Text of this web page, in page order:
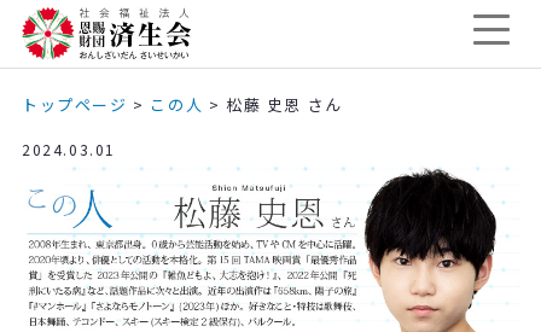
トップページ > この人 > 松藤 史恩 さん
2024.03.01